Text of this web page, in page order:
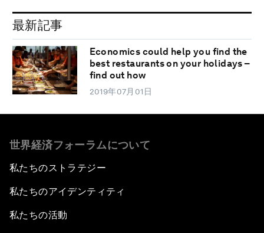
最新記事
Economics could help you find the
best restaurants on your holidays –
find out how
2019年07月01日
世界経済フォーラムについて
私たちのストラテジー
私たちのアイデンティティ
私たちの活動